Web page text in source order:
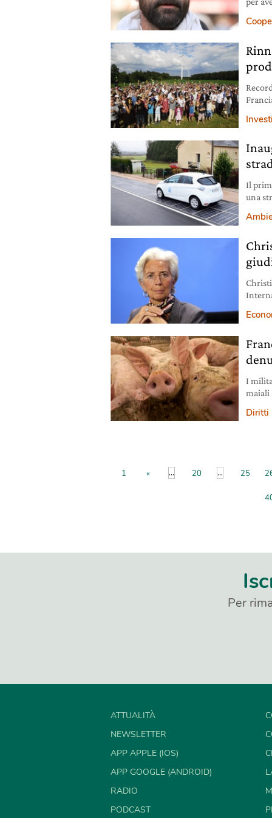
Il
una
tra
però
andata
I
maiali
Diritti
1 « ... 20 ... 25
Per
ATTUALITÀ
NEWSLETTER
APP APPLE (IOS)
APP GOOGLE (ANDROID)
RADIO
PODCAST